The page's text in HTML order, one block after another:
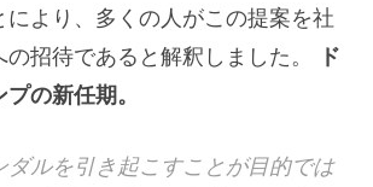
により、多くの人がこの提案を社
招待であると解釈しました。
ド
の新任期。
ダルを引き起こすことが目的では